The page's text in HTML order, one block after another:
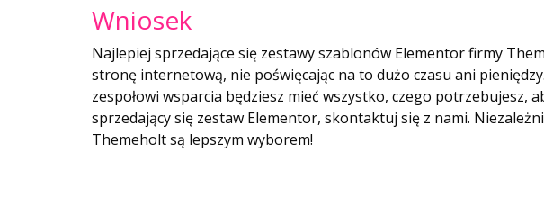
Wniosek
Najlepiej sprzedające się zestawy szablonów Elementor firmy
stronę internetową, nie poświęcając na to dużo czasu ani
zespołowi wsparcia będziesz mieć wszystko, czego
sprzedający się zestaw Elementor, skontaktuj się z nami.
Themeholt są lepszym wyborem!